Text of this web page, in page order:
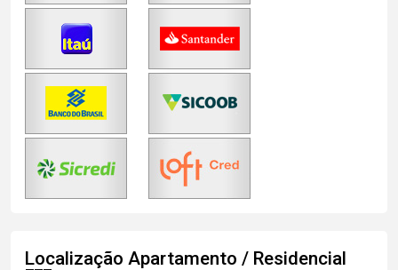
Localização Apartamento / Residencial